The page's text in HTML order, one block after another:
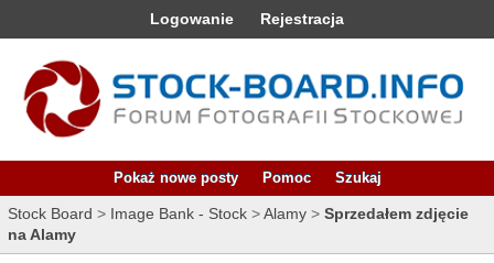
Logowanie Rejestracja
Pokaż nowe posty Pomoc Szukaj
Stock Board > Image Bank - Stock >Alamy > Sprzedałem zdjęcie
na Alamy